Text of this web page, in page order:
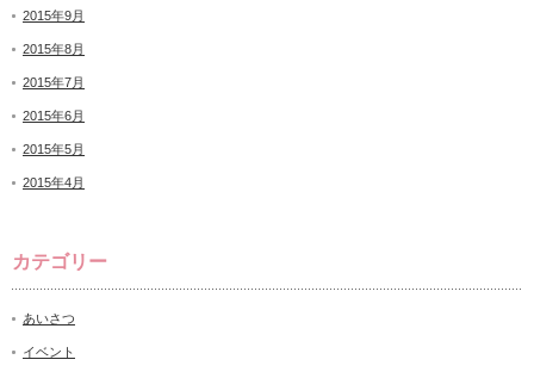
2015年9月
2015年8月
2015年7月
2015年6月
2015年5月
2015年4月
カテゴリー
あいさつ
イベント